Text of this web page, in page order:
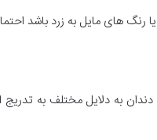
رنگ های مایل به زرد باشد
به دلایل مختلف به